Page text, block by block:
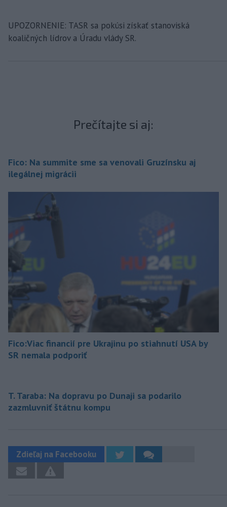
UPOZORNENIE: TASR sa pokúsi získať stanoviská
koaličných lídrov a Úradu vlády SR.
Prečítajte si aj:
Fico: Na summite sme sa venovali Gruzínsku aj
ilegálnej migrácii
Fico:Viac financií pre Ukrajinu po stiahnutí USA by
SR nemala podporiť
T. Taraba: Na dopravu po Dunaji sa podarilo
zazmluvniť štátnu kompu
Zdieľaj na Facebooku